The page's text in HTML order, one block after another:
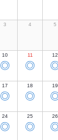
3 4 5
10
◎
11
◎
12
17
◎
18
◎
19
24
◎
25
◎
26